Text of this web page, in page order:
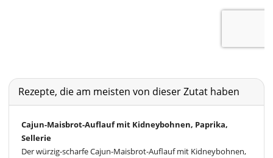
Rezepte, die am meisten von dieser Zutat haben
Cajun-Maisbrot-Auflauf mit Kidneybohnen, Paprika,
Sellerie
Der würzig-scharfe Cajun-Maisbrot-Auflauf mit Kidneybohnen,